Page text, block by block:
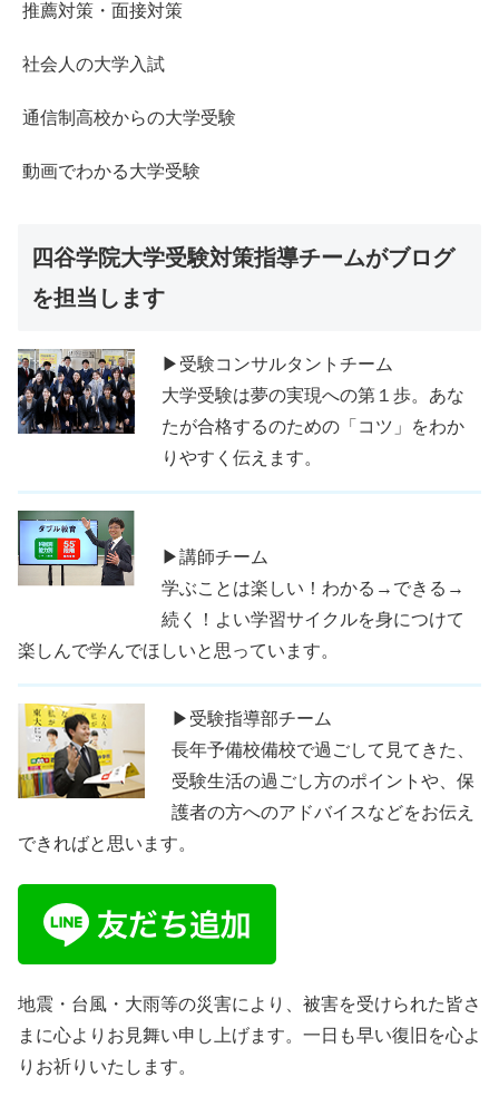
推薦対策・面接対策
社会人の大学入試
通信制高校からの大学受験
動画でわかる大学受験
四谷学院大学受験対策指導チームがブログ
を担当します
▶受験コンサルタントチーム
大学受験は夢の実現への第１歩。あな
たが合格するのための「コツ」をわか
りやすく伝えます。
▶講師チーム
学ぶことは楽しい！わかる→できる→
続く！よい学習サイクルを身につけて
楽しんで学んでほしいと思っています。
▶受験指導部チーム
長年予備校備校で過ごして見てきた、
受験生活の過ごし方のポイントや、保
護者の方へのアドバイスなどをお伝え
できればと思います。
地震・台風・大雨等の災害により、被害を受けられた皆さ
まに心よりお見舞い申し上げます。一日も早い復旧を心よ
りお祈りいたします。